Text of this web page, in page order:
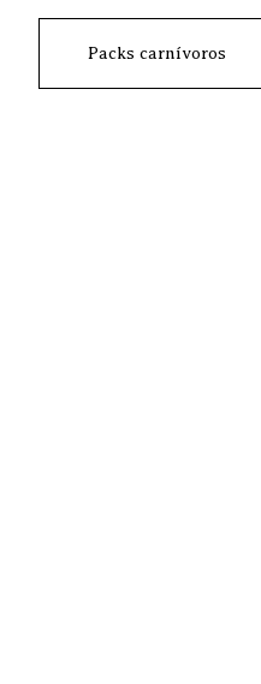
Packs carnívoros